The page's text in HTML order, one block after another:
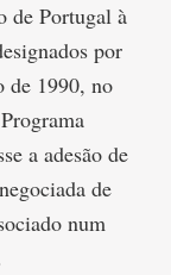
de Portugal à
por
de 1990, no
a adesão de
de
num